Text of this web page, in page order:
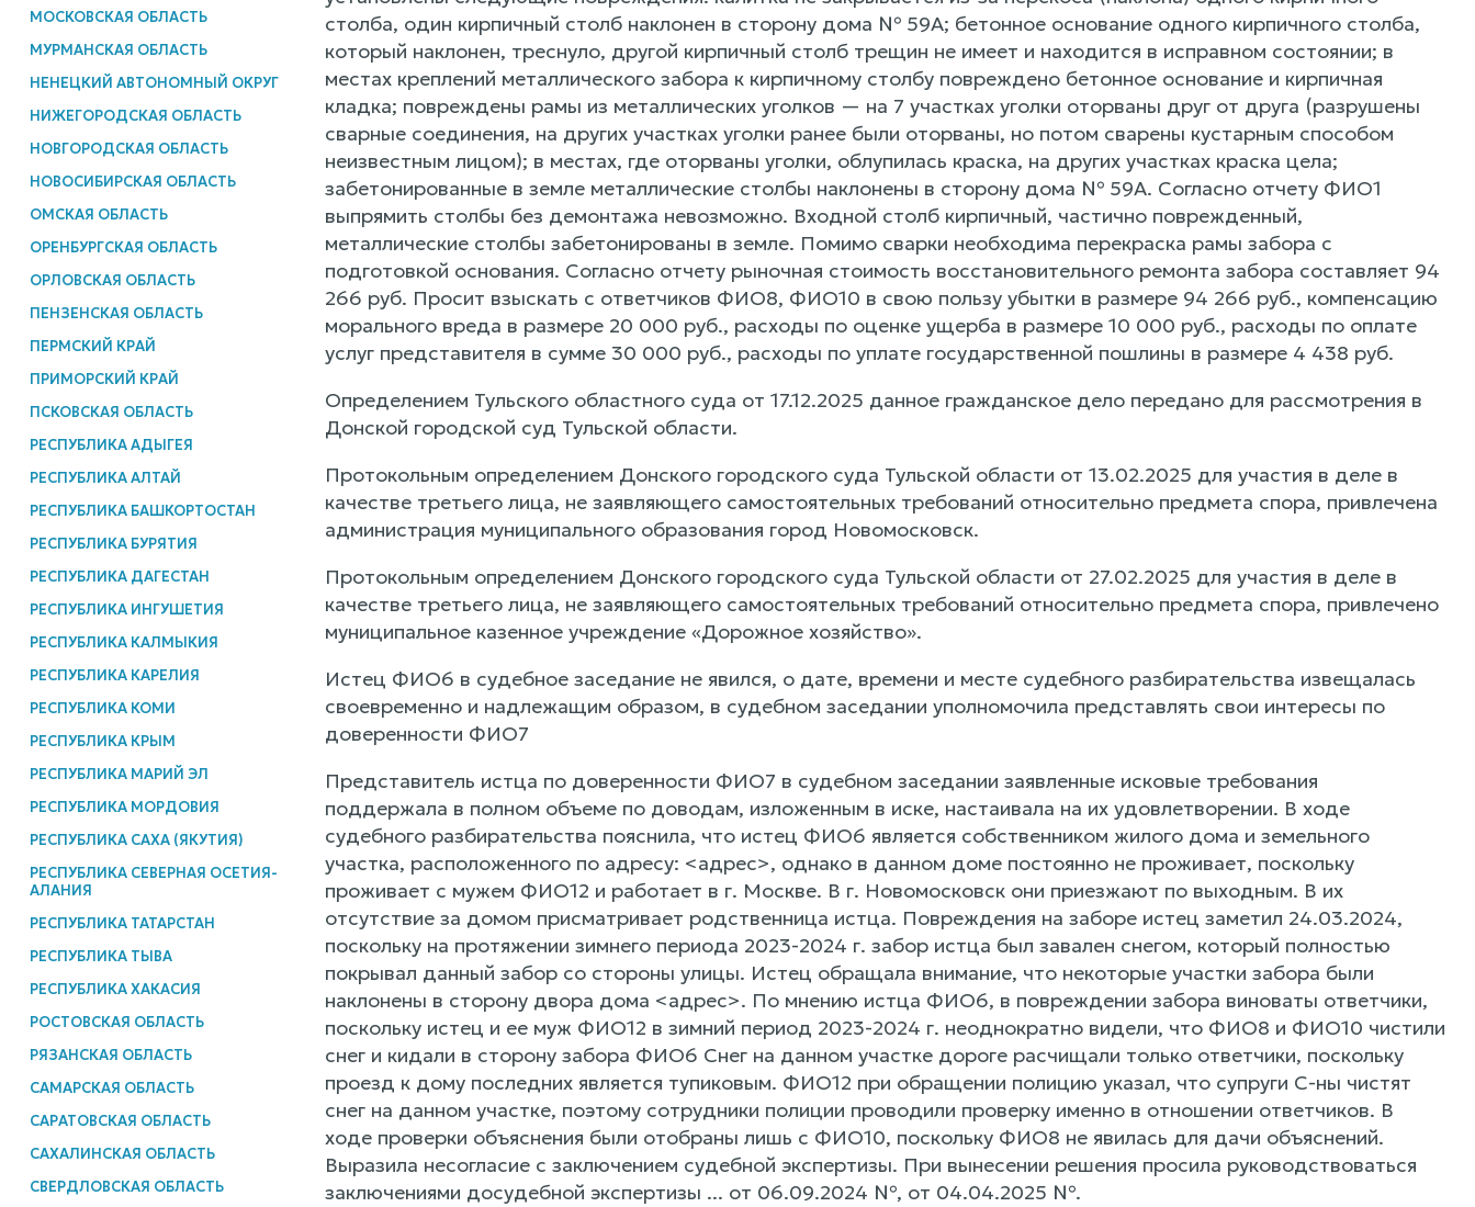
МОСКОВСКАЯ ОБЛАСТЬ
МУРМАНСКАЯ ОБЛАСТЬ
НЕНЕЦКИЙ АВТОНОМНЫЙ ОКРУГ
НИЖЕГОРОДСКАЯ ОБЛАСТЬ
НОВГОРОДСКАЯ ОБЛАСТЬ
НОВОСИБИРСКАЯ ОБЛАСТЬ
ОМСКАЯ ОБЛАСТЬ
ОРЕНБУРГСКАЯ ОБЛАСТЬ
ОРЛОВСКАЯ ОБЛАСТЬ
ПЕНЗЕНСКАЯ ОБЛАСТЬ
ПЕРМСКИЙ КРАЙ
ПРИМОРСКИЙ КРАЙ
ПСКОВСКАЯ ОБЛАСТЬ
РЕСПУБЛИКА АДЫГЕЯ
РЕСПУБЛИКА АЛТАЙ
РЕСПУБЛИКА БАШКОРТОСТАН
РЕСПУБЛИКА БУРЯТИЯ
РЕСПУБЛИКА ДАГЕСТАН
РЕСПУБЛИКА ИНГУШЕТИЯ
РЕСПУБЛИКА КАЛМЫКИЯ
РЕСПУБЛИКА КАРЕЛИЯ
РЕСПУБЛИКА КОМИ
РЕСПУБЛИКА КРЫМ
РЕСПУБЛИКА МАРИЙ ЭЛ
РЕСПУБЛИКА МОРДОВИЯ
РЕСПУБЛИКА САХА (ЯКУТИЯ)
РЕСПУБЛИКА СЕВЕРНАЯ ОСЕТИЯ-
АЛАНИЯ
РЕСПУБЛИКА ТАТАРСТАН
РЕСПУБЛИКА ТЫВА
РЕСПУБЛИКА ХАКАСИЯ
РОСТОВСКАЯ ОБЛАСТЬ
РЯЗАНСКАЯ ОБЛАСТЬ
САМАРСКАЯ ОБЛАСТЬ
САРАТОВСКАЯ ОБЛАСТЬ
САХАЛИНСКАЯ ОБЛАСТЬ
СВЕРДЛОВСКАЯ ОБЛАСТЬ
столба, один кирпичный столб наклонен в сторону дома № 59А; бетонное основание одного кирпичного столба,
который наклонен, треснуло, другой кирпичный столб трещин не имеет и находится в исправном состоянии; в
местах креплений металлического забора к кирпичному столбу повреждено бетонное основание и кирпичная
кладка; повреждены рамы из металлических уголков — на 7 участках уголки оторваны друг от друга (разрушены
сварные соединения, на других участках уголки ранее были оторваны, но потом сварены кустарным способом
неизвестным лицом); в местах, где оторваны уголки, облупилась краска, на других участках краска цела;
забетонированные в земле металлические столбы наклонены в сторону дома № 59А. Согласно отчету ФИО1
выпрямить столбы без демонтажа невозможно. Входной столб кирпичный, частично поврежденный,
металлические столбы забетонированы в земле. Помимо сварки необходима перекраска рамы забора с
подготовкой основания. Согласно отчету рыночная стоимость восстановительного ремонта забора составляет 94
266 руб. Просит взыскать с ответчиков ФИО8, ФИО10 в свою пользу убытки в размере 94 266 руб., компенсацию
морального вреда в размере 20 000 руб., расходы по оценке ущерба в размере 10 000 руб., расходы по оплате
услуг представителя в сумме 30 000 руб., расходы по уплате государственной пошлины в размере 4 438 руб.
Определением Тульского областного суда от 17.12.2025 данное гражданское дело передано для рассмотрения в
Донской городской суд Тульской области.
Протокольным определением Донского городского суда Тульской области от 13.02.2025 для участия в деле в
качестве третьего лица, не заявляющего самостоятельных требований относительно предмета спора, привлечена
администрация муниципального образования город Новомосковск.
Протокольным определением Донского городского суда Тульской области от 27.02.2025 для участия в деле в
качестве третьего лица, не заявляющего самостоятельных требований относительно предмета спора, привлечено
муниципальное казенное учреждение «Дорожное хозяйство».
Истец ФИО6 в судебное заседание не явился, о дате, времени и месте судебного разбирательства извещалась
своевременно и надлежащим образом, в судебном заседании уполномочила представлять свои интересы по
доверенности ФИО7
Представитель истца по доверенности ФИО7 в судебном заседании заявленные исковые требования
поддержала в полном объеме по доводам, изложенным в иске, настаивала на их удовлетворении. В ходе
судебного разбирательства пояснила, что истец ФИО6 является собственником жилого дома и земельного
участка, расположенного по адресу: <адрес>, однако в данном доме постоянно не проживает, поскольку
проживает с мужем ФИО12 и работает в г. Москве. В г. Новомосковск они приезжают по выходным. В их
отсутствие за домом присматривает родственница истца. Повреждения на заборе истец заметил 24.03.2024,
поскольку на протяжении зимнего периода 2023-2024 г. забор истца был завален снегом, который полностью
покрывал данный забор со стороны улицы. Истец обращала внимание, что некоторые участки забора были
наклонены в сторону двора дома <адрес>. По мнению истца ФИО6, в повреждении забора виноваты ответчики,
поскольку истец и ее муж ФИО12 в зимний период 2023-2024 г. неоднократно видели, что ФИО8 и ФИО10 чистили
снег и кидали в сторону забора ФИО6 Снег на данном участке дороге расчищали только ответчики, поскольку
проезд к дому последних является тупиковым. ФИО12 при обращении полицию указал, что супруги С-ны чистят
снег на данном участке, поэтому сотрудники полиции проводили проверку именно в отношении ответчиков. В
ходе проверки объяснения были отобраны лишь с ФИО10, поскольку ФИО8 не явилась для дачи объяснений.
Выразила несогласие с заключением судебной экспертизы. При вынесении решения просила руководствоваться
заключениями досудебной экспертизы ... от 06.09.2024 №, от 04.04.2025 №.